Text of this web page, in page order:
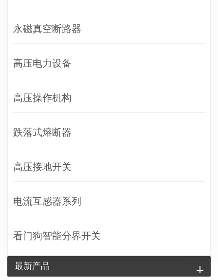
永磁真空断路器
高压电力设备
高压操作机构
跌落式熔断器
高压接地开关
电流互感器系列
看门狗智能分界开关
最新产品